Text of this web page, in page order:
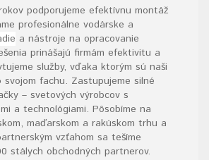
podporujeme efektívnu montáž
profesionálne vodárske a
a nástroje na opracovanie
prinášajú firmám efektivitu a
služby, vďaka ktorým sú naši
svojom fachu. Zastupujeme silné
– svetových výrobcov s
a technológiami. Pôsobíme na
maďarskom a rakúskom trhu a
vzťahom sa tešíme
stálych obchodných partnerov.